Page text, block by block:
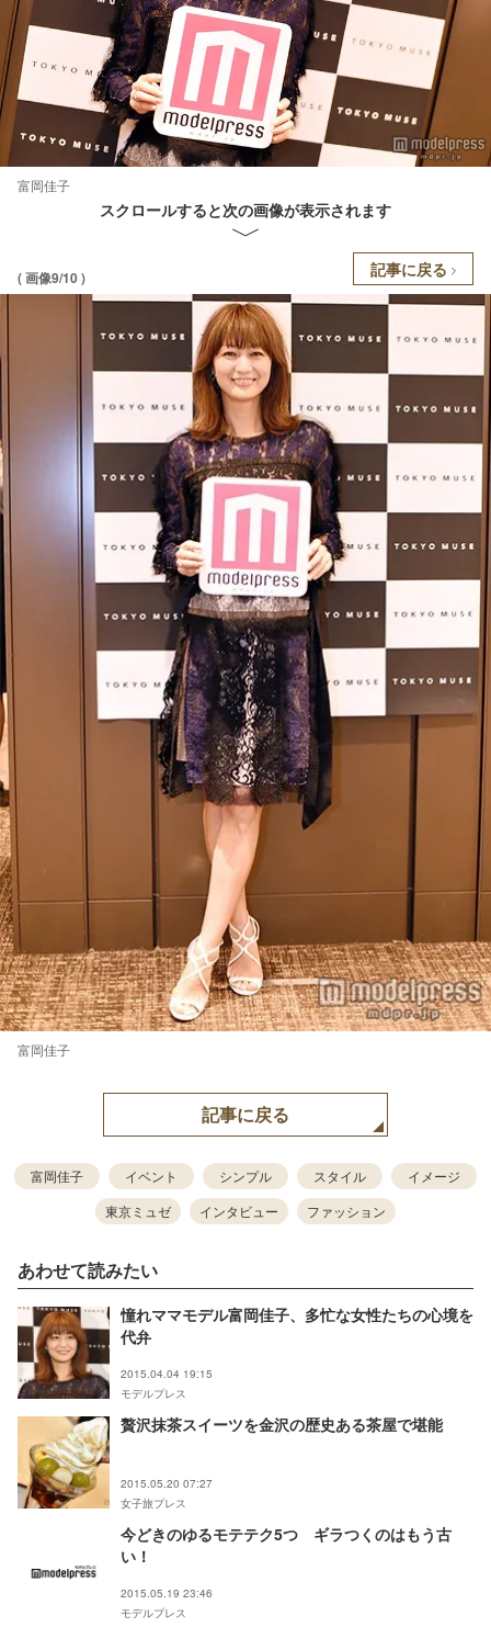
富岡佳子
スクロールすると次の画像が表示されます
( 画像9/10 ) 記事に戻る
富岡佳子
記事に戻る
富岡佳子 イベント シンプル スタイル
イメージ
東京ミュゼ
インタビュー ファッション
あわせて読みたい
憧れママモデル富岡佳子、多忙な女性たちの心境を
代弁
2015.04.04 19:15
モデルプレス
贅沢抹茶スイーツを金沢の歴史ある茶屋で堪能
2015.05.20 07:27
女子旅プレス
今どきのゆるモテテク5つ ギラつくのはもう古
い！
2015.05.19 23:46
モデルプレス